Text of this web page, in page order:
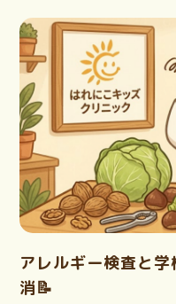
アレルギー検査と
消📝